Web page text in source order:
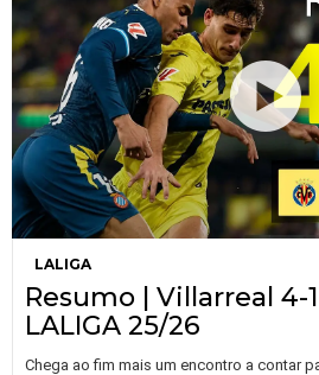
LALIGA
Resumo | Villarreal 4-1
LALIGA 25/26
Chega ao fim mais um encontro a contar